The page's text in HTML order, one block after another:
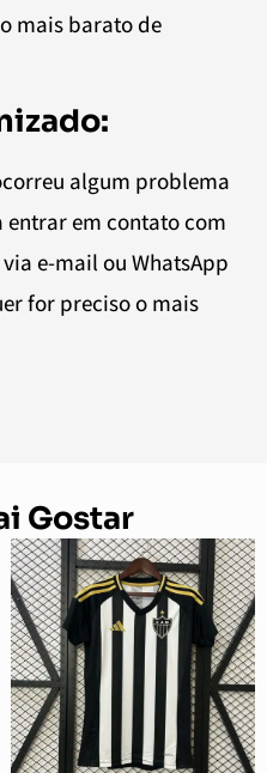
mais barato de
algum problema
entrar em contato com
e-mail ou WhatsApp
for preciso o mais
Gostar